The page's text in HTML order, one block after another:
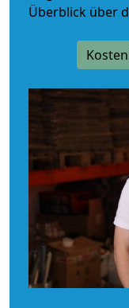
Überblick über